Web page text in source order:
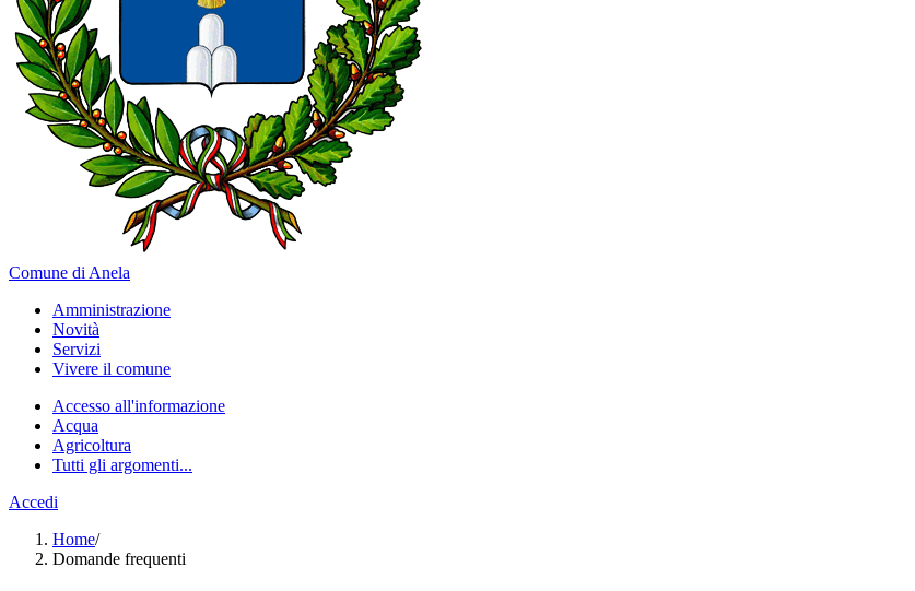
Comune di Anela
Amministrazione
Novità
Servizi
Vivere il comune
Accesso all'informazione
Acqua
Agricoltura
Tutti gli argomenti...
Accedi
Home/
Domande frequenti